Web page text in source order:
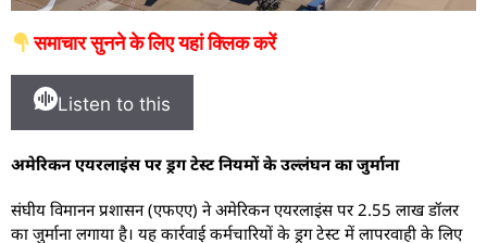
समाचार सुनने के लिए यहां क्लिक करें
Listen to this
अमेरिकन एयरलाइंस पर ड्रग टेस्ट नियमों के उल्लंघन का जुर्माना
संघीय विमानन प्रशासन (एफएए) ने अमेरिकन एयरलाइंस पर 2.55 लाख डॉलर
का जुर्माना लगाया है। यह कार्रवाई कर्मचारियों के ड्रग टेस्ट में लापरवाही के लिए